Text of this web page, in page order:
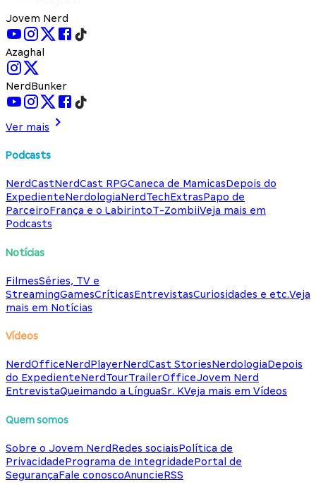
Jovem Nerd
Azaghal
NerdBunker
Ver mais
Podcasts
NerdCastNerdCast RPGCaneca de MamicasDepois do
ExpedienteNerdologiaNerdTechExtrasPapo de
ParceiroFrança e o LabirintoT-ZombiiVeja mais em
Podcasts
Notícias
FilmesSéries, TV e
StreamingGamesCríticasEntrevistasCuriosidades e etc.Veja
mais em Notícias
Vídeos
NerdOfficeNerdPlayerNerdCast StoriesNerdologiaDepois
do ExpedienteNerdTourTrailerOfficeJovem Nerd
EntrevistaQueimando a LínguaSr. KVeja mais em Vídeos
Quem somos
Sobre o Jovem NerdRedes sociaisPolítica de
PrivacidadePrograma de IntegridadePortal de
SegurançaFale conoscoAnuncieRSS